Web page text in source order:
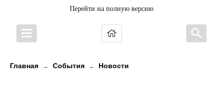
Перейти на полную версию
Главная → События → Новости